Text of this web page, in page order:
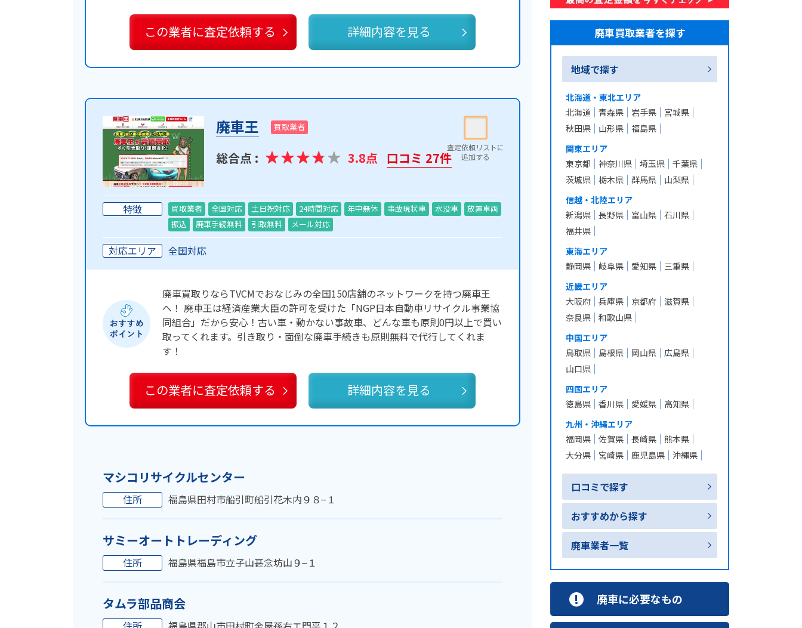
この業者に査定依頼する 詳細内容を見る
廃車王 買取業者
総合点 : 3.8点 口コミ 27件
特徴 買取業者 全国対応 土日祝対応 24時間対応 年中無休 事故現状車 水没車
放置車両
振込
廃車手続無料 引取無料 メール対応
対応エリア 全国対応
廃車買取りならTVCMでおなじみの全国150店舗のネットワークを持つ廃車王
へ！ 廃車王は経済産業大臣の許可を受けた「NGP日本自動車リサイクル事業協
同組合」だから安心！古い車・動かない事故車、どんな車も原則0円以上で買い
取ってくれます。引き取り・面倒な廃車手続きも原則無料で代行してくれま
す！
この業者に査定依頼する 詳細内容を見る
マシコリサイクルセンター
住所 福島県田村市船引町船引花木内９８−１
サミーオートトレーディング
住所 福島県福島市立子山甚念坊山９−１
タムラ部品商会
廃車買取業者を探す
地域で探す
北海道・東北エリア
北海道
青森県 岩手県
宮城県
秋田県
山形県
福島県
関東エリア
東京都
神奈川県 埼玉県
千葉県
茨城県
栃木県 群馬県
山梨県
信越・北陸エリア
新潟県
長野県 富山県
石川県
福井県
東海エリア
静岡県
岐阜県 愛知県
三重県
近畿エリア
大阪府
兵庫県 京都府
滋賀県
奈良県
和歌山県
中国エリア
鳥取県
島根県 岡山県
広島県
山口県
四国エリア
徳島県
香川県 愛媛県
高知県
九州・沖縄エリア
福岡県
佐賀県 長崎県
熊本県
大分県
宮崎県 鹿児島県 沖縄県
口コミで探す
おすすめから探す
廃車業者一覧
廃車に必要なもの